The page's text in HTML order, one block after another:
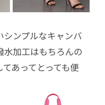
シンプルなキャンバ
水加工はもちろんの
あってとっても便